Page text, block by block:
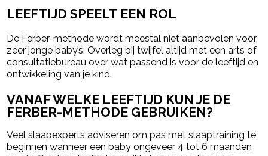
LEEFTIJD SPEELT EEN ROL
De Ferber-methode wordt meestal niet aanbevolen voor
zeer jonge baby’s. Overleg bij twijfel altijd met een arts of
consultatiebureau over wat passend is voor de leeftijd en
ontwikkeling van je kind.
VANAF WELKE LEEFTIJD KUN JE DE
FERBER-METHODE GEBRUIKEN?
Veel slaapexperts adviseren om pas met slaaptraining te
beginnen wanneer een baby ongeveer 4 tot 6 maanden